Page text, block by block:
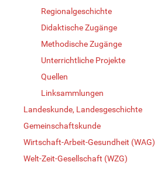
Regionalgeschichte
Didaktische Zugänge
Methodische Zugänge
Unterrichtliche Projekte
Quellen
Linksammlungen
Landeskunde, Landesgeschichte
Gemeinschaftskunde
Wirtschaft-Arbeit-Gesundheit (WAG)
Welt-Zeit-Gesellschaft (WZG)